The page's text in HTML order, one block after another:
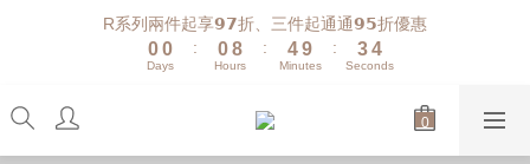
R系列兩件起享𝟵𝟳折、三件起通通𝟵𝟱折優惠
1
0
1
0
Days
:
1
0
9
8
7
4
Hours
:
5
4
3
0
9
8
5
Minutes
:
4
3
2
4
3
2
Seconds